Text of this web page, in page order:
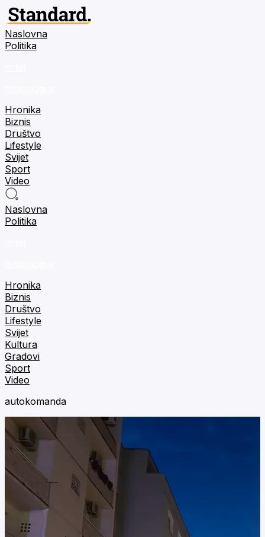
Naslovna
Politika
Hronika
Biznis
Društvo
Lifestyle
Svijet
Sport
Video
Naslovna
Politika
Hronika
Biznis
Društvo
Lifestyle
Svijet
Kultura
Gradovi
Sport
Video
autokomanda